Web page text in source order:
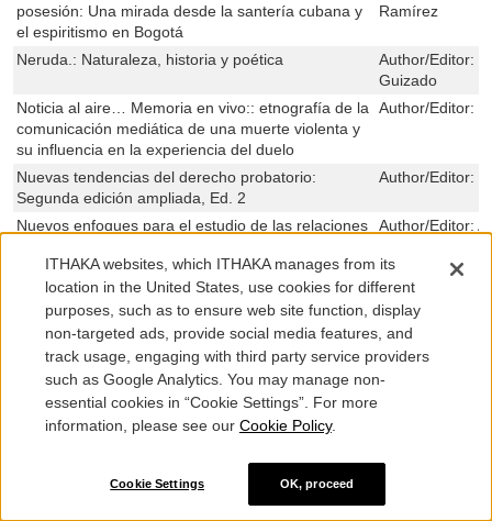
posesión: Una mirada desde la santería cubana y
el espiritismo en Bogotá
Ramírez
Neruda.: Naturaleza, historia y poética Author/Editor:
Guizado
Noticia al aire… Memoria en vivo:: etnografía de la
comunicación mediática de una muerte violenta y
su influencia en la experiencia del duelo
Author/Editor:
Nuevas tendencias del derecho probatorio:
Segunda edición ampliada, Ed. 2
Author/Editor:
Nuevos enfoques para el estudio de las relaciones
Author/Editor:
Obras reunidas de Carlos B. Gutiérrez.: Volumen
II. “Comprensión, escucha y pertenencia. Ensayos
sobre Heidegger y Gadamer"
Author/Editor:
Ooyoriyasa: Cosmología e interpretación onírica
entre los Ette del norte de Colombia
Author/Editor:
Ordenar para controlar: Ordenamiento espacial y
control político en las neogranadinos, siglo XVIII
llanuras del Caribe y en los Andes centrales, Ed. 3
Orden natural y orden social: Ciencia y política en
el semanario del Nuevo Reyno de Granada
Author/Editor:
Partidos y elecciones en Colombia Author/Editor:
ITHAKA websites, which ITHAKA manages from its
location in the United States, use cookies for different
purposes, such as to ensure web site function, display
non-targeted ads, provide social media features, and
track usage, engaging with third party service providers
such as Google Analytics. You may manage non-
essential cookies in “Cookie Settings”. For more
information, please see our Cookie Policy.
Cookie Settings OK, proceed